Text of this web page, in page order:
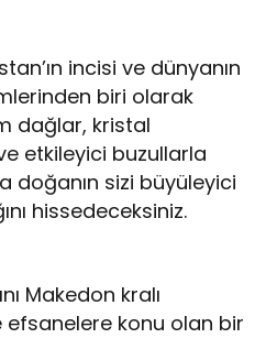
incisi ve dünyanın
biri olarak
dağlar, kristal
etkileyici buzullarla
doğanın sizi büyüleyici
hissedeceksiniz.
Makedon kralı
efsanelere konu olan bir